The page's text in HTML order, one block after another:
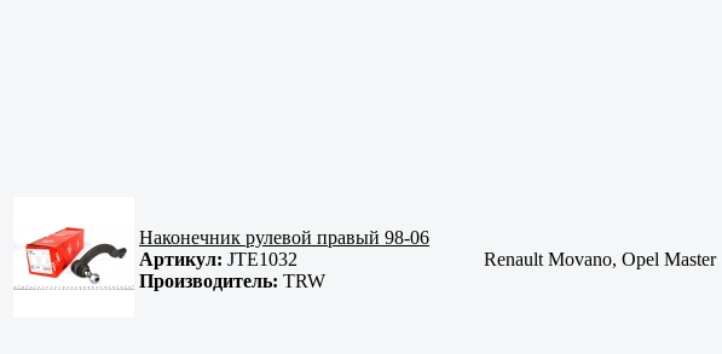
Наконечник рулевой правый 98-06
Артикул: JTE1032
Производитель: TRW
Renault Movano, Opel Master